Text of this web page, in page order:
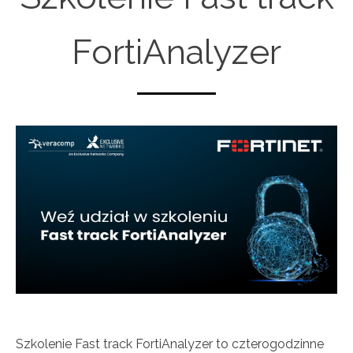
FortiAnalyzer
Szkolenie Fast track FortiAnalyzer to czterogodzinne